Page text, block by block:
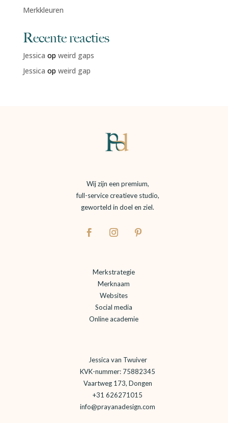
Merkkleuren
Recente reacties
Jessica op weird gaps
Jessica op weird gap
Wij zijn een premium,
full-service creatieve studio,
geworteld in doel en ziel.
Merkstrategie
Merknaam
Websites
Social media
Online academie
Jessica van Twuiver
KVK-nummer: 75882345
Vaartweg 173, Dongen
+31 626271015
info@prayanadesign.com